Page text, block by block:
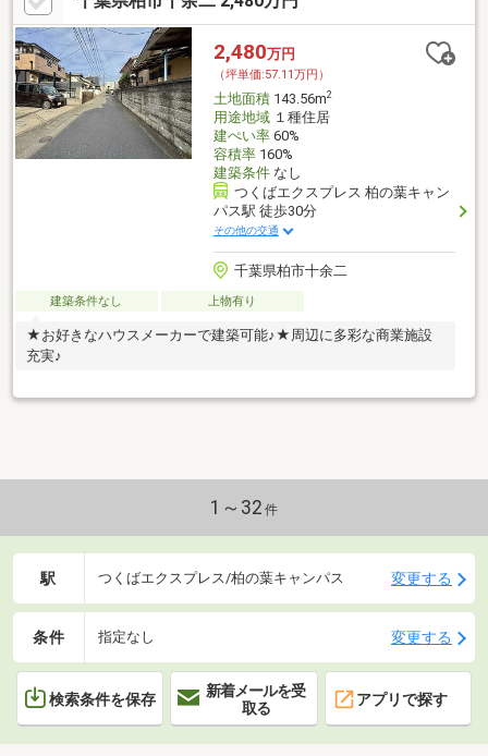
2,480万円
（坪単価:57.11万円）
土地面積143.56m2
用途地域１種住居
建ぺい率60%
容積率160%
建築条件なし
つくばエクスプレス 柏の葉キャン
パス駅 徒歩30分
その他の交通
千葉県柏市十余二
建築条件なし 上物有り
★お好きなハウスメーカーで建築可能♪★周辺に多彩な商業施設
充実♪
1～32 件
駅 つくばエクスプレス/柏の葉キャンパス 変更する
条件 指定なし 変更する
検索条件を保存
新着メールを受
取る
アプリで探す